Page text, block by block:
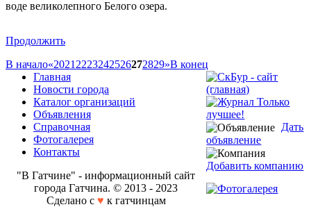
воде великолепного Белого озера.
Продолжить
В начало«2021 2223242526272829»В конец
Дать
объявление
Добавить компанию
Главная
Новости города
Каталог организаций
Объявления
Справочная
Фотогалерея
Контакты
"В Гатчине" - информационный сайт
города Гатчина. © 2013 - 2023
Сделано с ♥ к гатчинцам